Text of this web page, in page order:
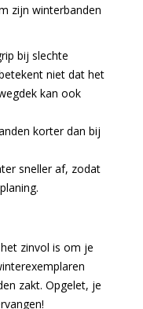
zijn winterbanden
bij slechte
niet dat het
kan ook
korter dan bij
sneller af, zodat
zinvol is om je
zakt. Opgelet, je